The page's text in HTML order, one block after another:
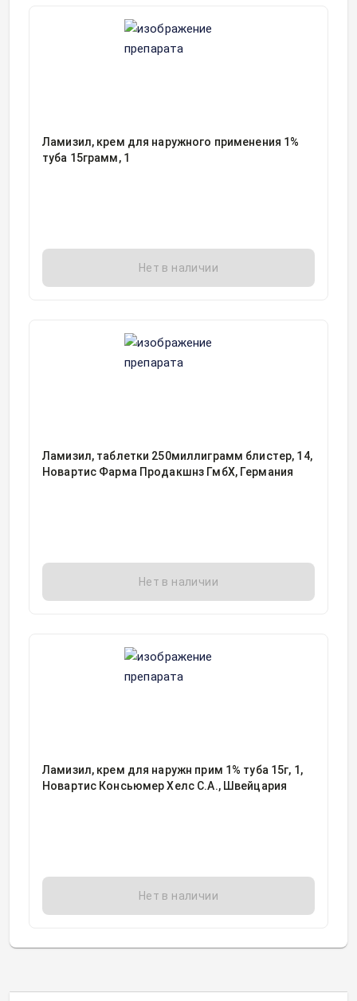
Ламизил, крем для наружного применения 1%
туба 15грамм, 1
Нет в наличии
Ламизил, таблетки 250миллиграмм блистер, 14,
Новартис Фарма Продакшнз ГмбХ, Германия
Нет в наличии
Ламизил, крем для наружн прим 1% туба 15г, 1,
Новартис Консьюмер Хелс С.А., Швейцария
Нет в наличии